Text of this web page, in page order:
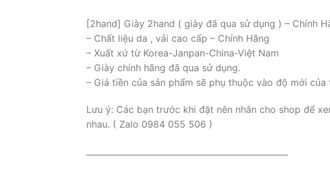
[2hand] Giày 2hand ( giày đã qua sử dụng ) – Chính
– Chất liệu da , vải cao cấp – Chính Hãng
– Xuất xứ từ Korea-Janpan-China-Việt Nam
– Giày chính hãng đã qua sử dụng.
– Giá tiền của sản phẩm sẽ phụ thuộc vào độ mới
Lưu ý: Các bạn trước khi đặt nên nhắn cho shop để
nhau. ( Zalo 0984 055 506 )